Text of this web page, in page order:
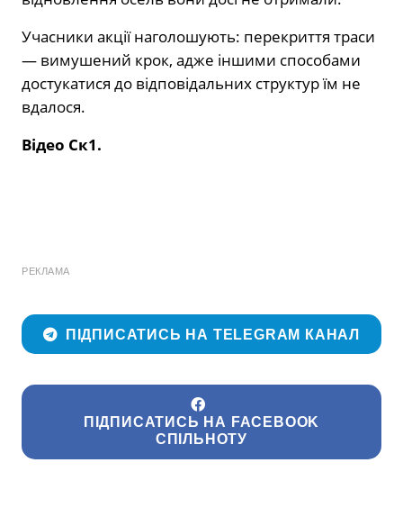
Учасники акції наголошують: перекриття траси
— вимушений крок, адже іншими способами
достукатися до відповідальних структур їм не
вдалося.
Відео Ск1.
РЕКЛАМА
ПІДПИСАТИСЬ НА TELEGRAM КАНАЛ
ПІДПИСАТИСЬ НА FACEBOOK
СПІЛЬНОТУ